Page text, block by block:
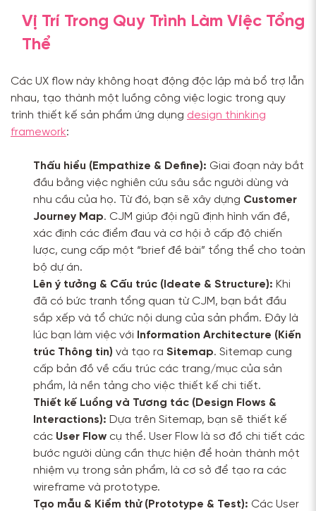
Vị Trí Trong Quy Trình Làm Việc Tổng
Thể
Các UX flow này không hoạt động độc lập mà bổ trợ lẫn
nhau, tạo thành một luồng công việc logic trong quy
trình thiết kế sản phẩm ứng dụng design thinking
framework:
Thấu hiểu (Empathize & Define): Giai đoạn này bắt
đầu bằng việc nghiên cứu sâu sắc người dùng và
nhu cầu của họ. Từ đó, bạn sẽ xây dựng Customer
Journey Map. CJM giúp đội ngũ định hình vấn đề,
xác định các điểm đau và cơ hội ở cấp độ chiến
lược, cung cấp một “brief đề bài” tổng thể cho toàn
bộ dự án.
Lên ý tưởng & Cấu trúc (Ideate & Structure): Khi
đã có bức tranh tổng quan từ CJM, bạn bắt đầu
sắp xếp và tổ chức nội dung của sản phẩm. Đây là
lúc bạn làm việc với Information Architecture (Kiến
trúc Thông tin) và tạo ra Sitemap. Sitemap cung
cấp bản đồ về cấu trúc các trang/mục của sản
phẩm, là nền tảng cho việc thiết kế chi tiết.
Thiết kế Luồng và Tương tác (Design Flows &
Interactions): Dựa trên Sitemap, bạn sẽ thiết kế
các User Flow cụ thể. User Flow là sơ đồ chi tiết các
bước người dùng cần thực hiện để hoàn thành một
nhiệm vụ trong sản phẩm, là cơ sở để tạo ra các
wireframe và prototype.
Tạo mẫu & Kiểm thử (Prototype & Test): Các User